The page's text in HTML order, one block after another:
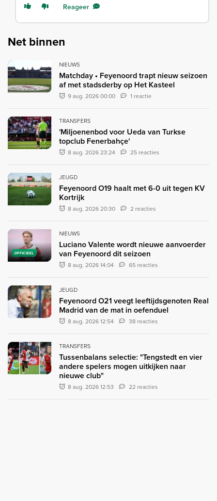
Reageer
Net binnen
NIEUWS
Matchday • Feyenoord trapt nieuw seizoen
af met stadsderby op Het Kasteel
9 aug. 2026 00:00 1 reactie
TRANSFERS
'Miljoenenbod voor Ueda van Turkse
topclub Fenerbahçe'
8 aug. 2026 23:24 25 reacties
JEUGD
Feyenoord O19 haalt met 6-0 uit tegen KV
Kortrijk
8 aug. 2026 20:30 2 reacties
OFFICIEEL
NIEUWS
Luciano Valente wordt nieuwe aanvoerder
van Feyenoord dit seizoen
8 aug. 2026 14:04 65 reacties
JEUGD
Feyenoord O21 veegt leeftijdsgenoten Real
Madrid van de mat in oefenduel
8 aug. 2026 12:54 38 reacties
TRANSFERS
Tussenbalans selectie: "Tengstedt en vier
andere spelers mogen uitkijken naar
nieuwe club"
8 aug. 2026 12:53 22 reacties